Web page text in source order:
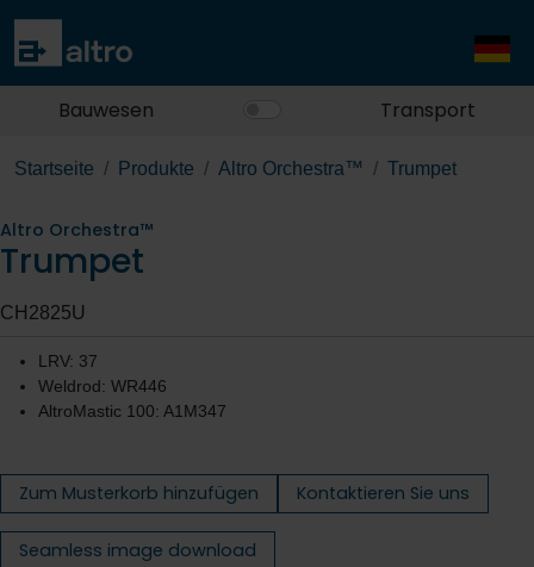
Bauwesen Transport
Startseite Produkte Altro Orchestra™ Trumpet
Altro Orchestra™
Trumpet
CH2825U
LRV: 37
Weldrod: WR446
AltroMastic 100: A1M347
Zum Musterkorb hinzufügen Kontaktieren Sie uns
Seamless image download